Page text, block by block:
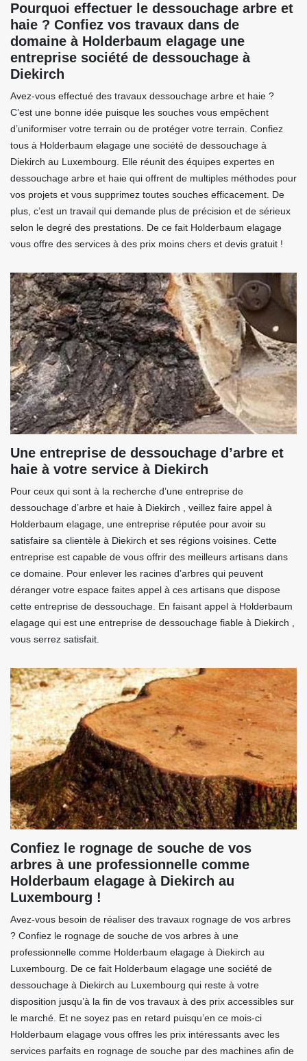
Pourquoi effectuer le dessouchage arbre et
haie ? Confiez vos travaux dans de
domaine à Holderbaum elagage une
entreprise société de dessouchage à
Diekirch
Avez-vous effectué des travaux dessouchage arbre et haie ?
C’est une bonne idée puisque les souches vous empêchent
d’uniformiser votre terrain ou de protéger votre terrain. Confiez
tous à Holderbaum elagage une société de dessouchage à
Diekirch au Luxembourg. Elle réunit des équipes expertes en
dessouchage arbre et haie qui offrent de multiples méthodes pour
vos projets et vous supprimez toutes souches efficacement. De
plus, c’est un travail qui demande plus de précision et de sérieux
selon le degré des prestations. De ce fait Holderbaum elagage
vous offre des services à des prix moins chers et devis gratuit !
Une entreprise de dessouchage d’arbre et
haie à votre service à Diekirch
Pour ceux qui sont à la recherche d’une entreprise de
dessouchage d’arbre et haie à Diekirch , veillez faire appel à
Holderbaum elagage, une entreprise réputée pour avoir su
satisfaire sa clientèle à Diekirch et ses régions voisines. Cette
entreprise est capable de vous offrir des meilleurs artisans dans
ce domaine. Pour enlever les racines d’arbres qui peuvent
déranger votre espace faites appel à ces artisans que dispose
cette entreprise de dessouchage. En faisant appel à Holderbaum
elagage qui est une entreprise de dessouchage fiable à Diekirch ,
vous serrez satisfait.
Confiez le rognage de souche de vos
arbres à une professionnelle comme
Holderbaum elagage à Diekirch au
Luxembourg !
Avez-vous besoin de réaliser des travaux rognage de vos arbres
? Confiez le rognage de souche de vos arbres à une
professionnelle comme Holderbaum elagage à Diekirch au
Luxembourg. De ce fait Holderbaum elagage une société de
dessouchage à Diekirch au Luxembourg qui reste à votre
disposition jusqu’à la fin de vos travaux à des prix accessibles sur
le marché. Et ne soyez pas en retard puisqu’en ce mois-ci
Holderbaum elagage vous offres les prix intéressants avec les
services parfaits en rognage de souche par des machines afin de